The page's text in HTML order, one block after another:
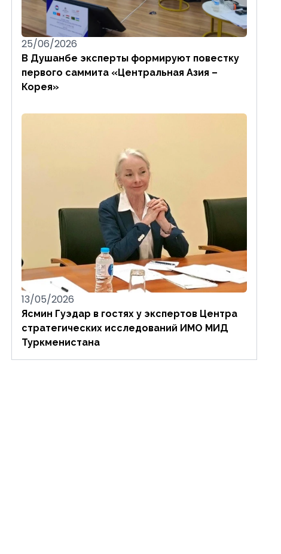
25/06/2026
В Душанбе эксперты формируют повестку
первого саммита «Центральная Азия –
Корея»
13/05/2026
Ясмин Гуэдар в гостях у экспертов Центра
стратегических исследований ИМО МИД
Туркменистана